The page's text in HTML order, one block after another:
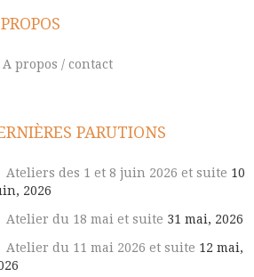
A propos / contact
PARUTIONS
Ateliers des 1 et 8 juin 2026 et suite 10
2026
Atelier du 18 mai et suite 31 mai, 2026
Atelier du 11 mai 2026 et suite 12 mai,